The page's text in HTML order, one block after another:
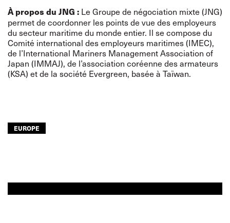
À propos du JNG : Le Groupe de négociation mixte (JNG)
permet de coordonner les points de vue des employeurs
du secteur maritime du monde entier. Il se compose du
Comité international des employeurs maritimes (IMEC),
de l’International Mariners Management Association of
Japan (IMMAJ), de l’association coréenne des armateurs
(KSA) et de la société Evergreen, basée à Taïwan.
EUROPE